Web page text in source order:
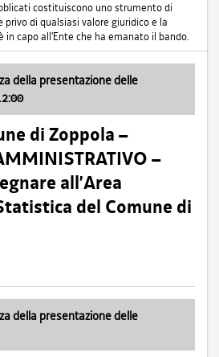
costituiscono uno strumento di
di qualsiasi valore giuridico e la
in capo all'Ente che ha emanato il bando.
della presentazione delle
di Zoppola –
–
all’Area
del Comune di
della presentazione delle